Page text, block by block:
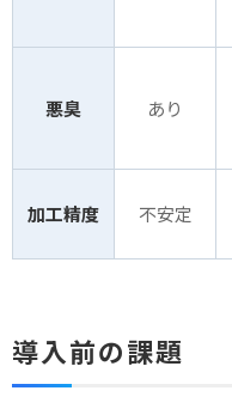
悪臭 あり
加工精度 不安定
導入前の課題